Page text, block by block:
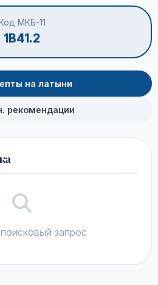
Код МКБ-11
1B41.2
на латыни
рекомендации
запрос